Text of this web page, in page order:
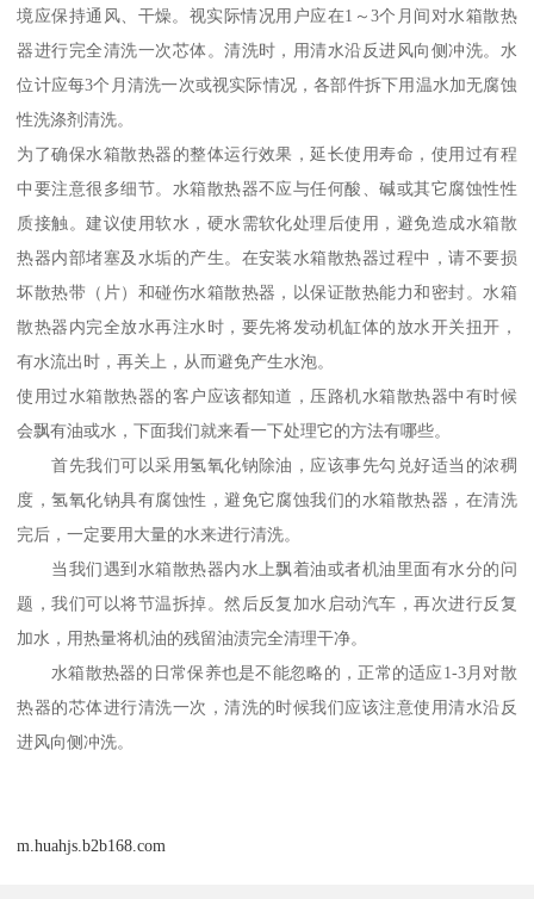
境应保持通风、干燥。视实际情况用户应在1～3个月间对水箱散热
器进行完全清洗一次芯体。清洗时，用清水沿反进风向侧冲洗。水
位计应每3个月清洗一次或视实际情况，各部件拆下用温水加无腐蚀
性洗涤剂清洗。
为了确保水箱散热器的整体运行效果，延长使用寿命，使用过有程
中要注意很多细节。水箱散热器不应与任何酸、碱或其它腐蚀性性
质接触。建议使用软水，硬水需软化处理后使用，避免造成水箱散
热器内部堵塞及水垢的产生。在安装水箱散热器过程中，请不要损
坏散热带（片）和碰伤水箱散热器，以保证散热能力和密封。水箱
散热器内完全放水再注水时，要先将发动机缸体的放水开关扭开，
有水流出时，再关上，从而避免产生水泡。
使用过水箱散热器的客户应该都知道，压路机水箱散热器中有时候
会飘有油或水，下面我们就来看一下处理它的方法有哪些。
首先我们可以采用氢氧化钠除油，应该事先勾兑好适当的浓稠
度，氢氧化钠具有腐蚀性，避免它腐蚀我们的水箱散热器，在清洗
完后，一定要用大量的水来进行清洗。
当我们遇到水箱散热器内水上飘着油或者机油里面有水分的问
题，我们可以将节温拆掉。然后反复加水启动汽车，再次进行反复
加水，用热量将机油的残留油渍完全清理干净。
水箱散热器的日常保养也是不能忽略的，正常的适应1-3月对散
热器的芯体进行清洗一次，清洗的时候我们应该注意使用清水沿反
进风向侧冲洗。
m.huahjs.b2b168.com